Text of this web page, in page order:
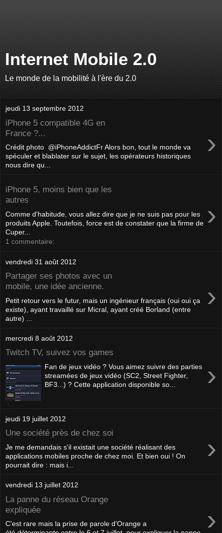
Internet Mobile 2.0
Le monde de la mobilité à l'ère du 2.0
jeudi 13 septembre 2012
iPhone 5 compatible 4G en
France ?...
›
Crédit photo @iPhoneAddictFr Alors bon, tout le monde va
spéculer et blablater sur le sujet, les opérateurs historiques
nous dire qu...
iPhone 5, moins bien que les
autres
›
Comme d'habitude, vous allez dire que je ne suis pas pour les
produits Apple. Toutefois, force est de constater que la firme de
Cuper...
1 commentaire:
vendredi 31 août 2012
Partager ses photos avec un
mobile, une idée ancienne.
›
Petit retour vers le futur, mais un ingénieur français (oui oui ça
existe), ayant travaillé sur Micral, ayant créé Borland (entre
autre) ...
mercredi 8 août 2012
Twitch TV, suivez vos games
›
Fan de jeux vidéo ? Vous aimez suivre des parties
streamées de jeux vidéo (SC2, Street Fighter,
BF3...) ? Cette application disponible so...
jeudi 19 juillet 2012
Une société près de chez soi ›
Je me demandais s'il existait une société réalisant des
applications mobiles proche de chez moi. Et bien oui ! On
pourrait dire : mais i...
vendredi 13 juillet 2012
La panne du réseau Orange
expliquée
›
C'est rare mais la prise de parole d'Orange a